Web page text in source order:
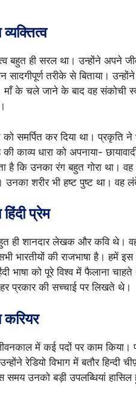
बहुत ही सरल था। उन्होंने अपने
सादगीपूर्ण तरीके से बिताया।
माँ के चले जाने के बाद वह संकोची
को समर्पित कर दिया था।
काव्य धारा को अपनाया-
है कि उनका रंग बहुत गोरा
शरीर भी हष्ट पुष्ट था। वह
प्रेम
ही शानदार लेखक और कवि थे।
भारतीयों की राजभाषा है। हमें
भाषा को पूरे विश्व में फैलाना
प्रकार की सच्चाई पर लिखते थे।
करियर
में कई पदों पर काम किया।
रेडियो विभाग में बतौर
समय उनको बड़ी उपलब्धियां